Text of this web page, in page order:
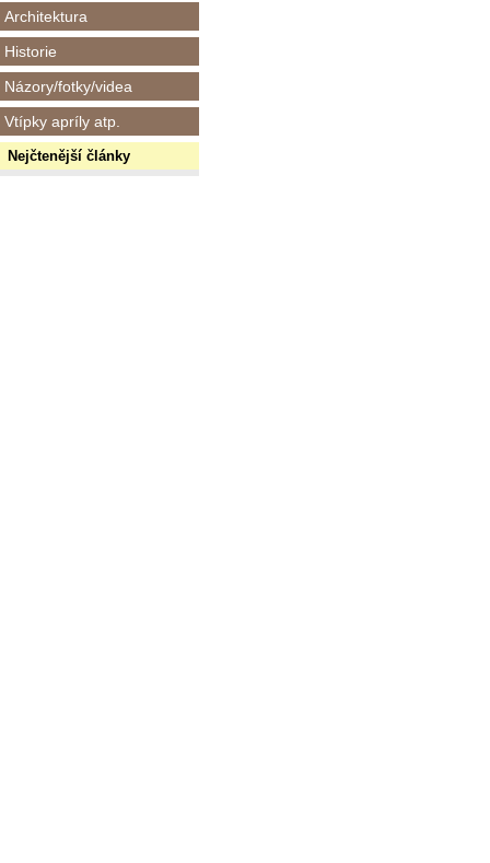
Architektura
Historie
Názory/fotky/videa
Vtípky apríly atp.
Nejčtenější články